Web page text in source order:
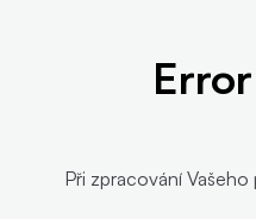
Při zpracování